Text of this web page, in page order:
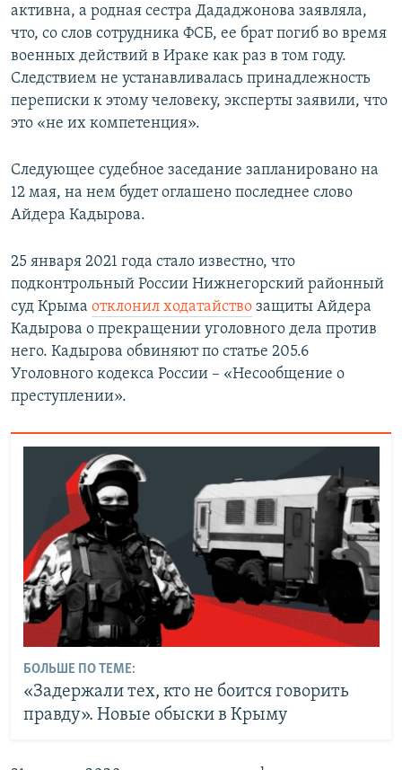
активна, а родная сестра Дададжонова заявляла,
что, со слов сотрудника ФСБ, ее брат погиб во время
военных действий в Ираке как раз в том году.
Следствием не устанавливалась принадлежность
переписки к этому человеку, эксперты заявили, что
это «не их компетенция».
Следующее судебное заседание запланировано на
12 мая, на нем будет оглашено последнее слово
Айдера Кадырова.
25 января 2021 года стало известно, что
подконтрольный России Нижнегорский районный
суд Крыма отклонил ходатайство защиты Айдера
Кадырова о прекращении уголовного дела против
него. Кадырова обвиняют по статье 205.6
Уголовного кодекса России – «Несообщение о
преступлении».
БОЛЬШЕ ПО ТЕМЕ:
«Задержали тех, кто не боится говорить
правду». Новые обыски в Крыму